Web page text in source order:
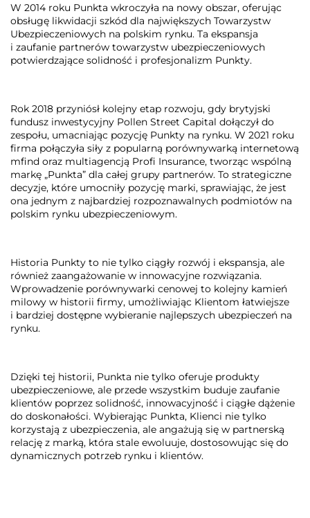
W 2014 roku Punkta wkroczyła na nowy obszar, oferując
obsługę likwidacji szkód dla największych Towarzystw
Ubezpieczeniowych na polskim rynku. Ta ekspansja
i zaufanie partnerów towarzystw ubezpieczeniowych
potwierdzające solidność i profesjonalizm Punkty.
Rok 2018 przyniósł kolejny etap rozwoju, gdy brytyjski
fundusz inwestycyjny Pollen Street Capital dołączył do
zespołu, umacniając pozycję Punkty na rynku. W 2021 roku
firma połączyła siły z popularną porównywarką internetową
mfind oraz multiagencją Profi Insurance, tworząc wspólną
markę „Punkta” dla całej grupy partnerów. To strategiczne
decyzje, które umocniły pozycję marki, sprawiając, że jest
ona jednym z najbardziej rozpoznawalnych podmiotów na
polskim rynku ubezpieczeniowym.
Historia Punkty to nie tylko ciągły rozwój i ekspansja, ale
również zaangażowanie w innowacyjne rozwiązania.
Wprowadzenie porównywarki cenowej to kolejny kamień
milowy w historii firmy, umożliwiając Klientom łatwiejsze
i bardziej dostępne wybieranie najlepszych ubezpieczeń na
rynku.
Dzięki tej historii, Punkta nie tylko oferuje produkty
ubezpieczeniowe, ale przede wszystkim buduje zaufanie
klientów poprzez solidność, innowacyjność i ciągłe dążenie
do doskonałości. Wybierając Punkta, Klienci nie tylko
korzystają z ubezpieczenia, ale angażują się w partnerską
relację z marką, która stale ewoluuje, dostosowując się do
dynamicznych potrzeb rynku i klientów.